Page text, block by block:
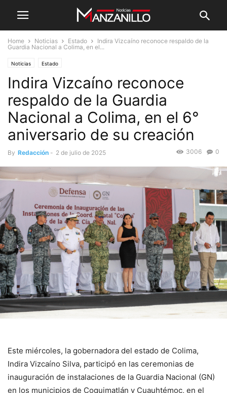
Home Noticias Estado
Indira Vizcaíno reconoce respaldo de la
Guardia Nacional a Colima, en el...
Noticias Estado
Indira Vizcaíno reconoce
respaldo de la Guardia
Nacional a Colima, en el 6°
aniversario de su creación
By Redacción - 2 de julio de 2025 0
3006
Este miércoles, la gobernadora del estado de Colima,
Indira Vizcaíno Silva, participó en las ceremonias de
inauguración de instalaciones de la Guardia Nacional (GN)
en los municipios de Coquimatlán y Cuauhtémoc, en el